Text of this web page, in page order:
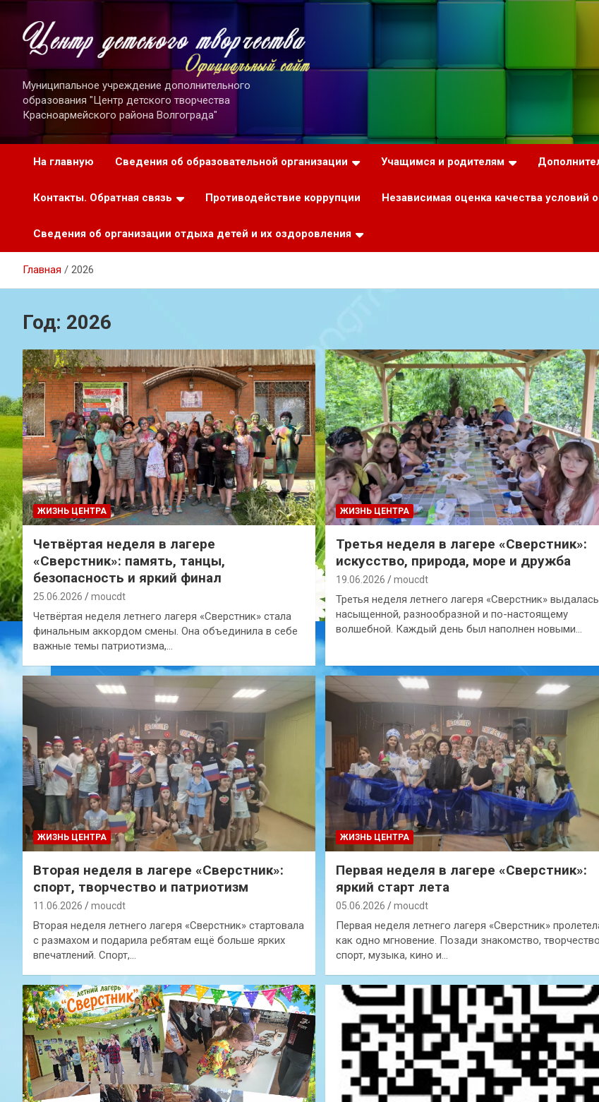
содержимому
Муниципальное учреждение дополнительного
образования "Центр детского творчества
Красноармейского района Волгограда"
На главную Сведения об образовательной организации Учащимся и родителям
Контакты. Обратная связь Противодействие коррупции Независимая оценка качества условий
Сведения об организации отдыха детей и их оздоровления
Главная 2026
Год: 2026
ЖИЗНЬ ЦЕНТРА
Четвёртая неделя в лагере
«Сверстник»: память, танцы,
безопасность и яркий финал
25.06.2026 moucdt
Четвёртая неделя летнего лагеря «Сверстник» стала
финальным аккордом смены. Она объединила в себе
важные темы патриотизма,…
ЖИЗНЬ ЦЕНТРА
Третья неделя в лагере «Сверстник»:
искусство, природа, море и дружба
19.06.2026 moucdt
Третья неделя летнего лагеря «Сверстник» выдалась
насыщенной, разнообразной и по-настоящему
волшебной. Каждый день был наполнен новыми…
ЖИЗНЬ ЦЕНТРА
Вторая неделя в лагере «Сверстник»:
спорт, творчество и патриотизм
11.06.2026 moucdt
Вторая неделя летнего лагеря «Сверстник» стартовала
с размахом и подарила ребятам ещё больше ярких
впечатлений. Спорт,…
ЖИЗНЬ ЦЕНТРА
Первая неделя в лагере «Сверстник»:
яркий старт лета
05.06.2026 moucdt
Первая неделя летнего лагеря «Сверстник»
как одно мгновение. Позади знакомство,
спорт, музыка, кино и…